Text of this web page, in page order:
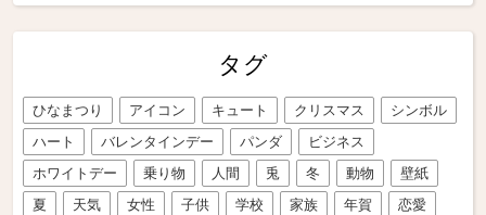
タグ
ひなまつり アイコン キュート クリスマス
シンボル
ハート
バレンタインデー パンダ
ビジネス
ホワイトデー
乗り物 人間 兎 冬 動物
壁紙
夏
天気 女性 子供 学校 家族 年賀
恋愛